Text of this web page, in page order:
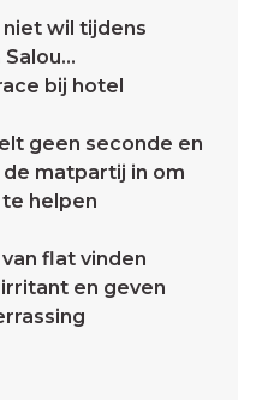
wil tijdens
bij hotel
geen seconde en
matpartij in om
helpen
flat vinden
en geven